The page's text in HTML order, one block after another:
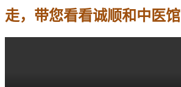
走，带您看看诚顺和中医馆